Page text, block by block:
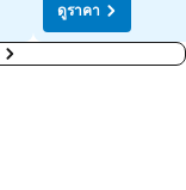
ดูราคา